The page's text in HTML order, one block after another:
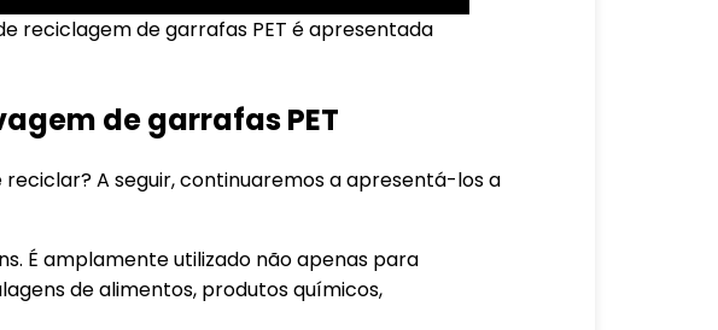
reciclagem de garrafas PET é apresentada
de garrafas PET
A seguir, continuaremos a apresentá-los a
É amplamente utilizado não apenas para
de alimentos, produtos químicos,